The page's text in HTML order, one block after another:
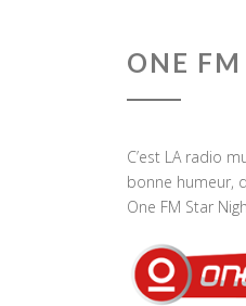
ONE FM
C’est LA radio
bonne humeur,
One FM Star